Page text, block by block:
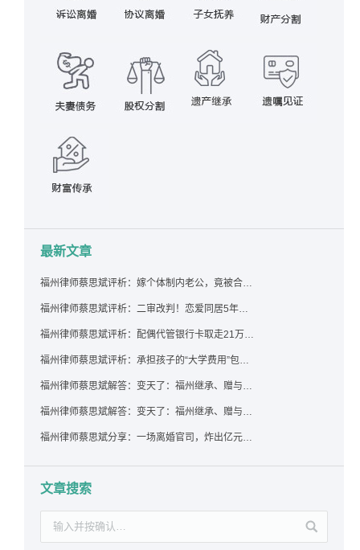
最新文章
福州律师蔡思斌评析：嫁个体制内老公，竟被合伙设局背上近百万债务，婚前不查征信真要命！
福州律师蔡思斌评析：二审改判！恋爱同居5年为女友买车，分手后能要回吗？
福州律师蔡思斌评析：配偶代管银行卡取走21万，离婚后这笔钱还要得回来吗？
福州律师蔡思斌评析：承担孩子的“大学费用”包括高额留学费用吗？
福州律师蔡思斌解答：变天了：福州继承、赠与房产转让要收20%个税？福州国税官方回复来了！
福州律师蔡思斌解答：变天了：福州继承、赠与房产转让要收20%个税？福州国税官方回答来了！
福州律师蔡思斌分享：一场离婚官司，炸出亿元“糊涂账”：本想分割家产，结果“自爆”了家底
文章搜索